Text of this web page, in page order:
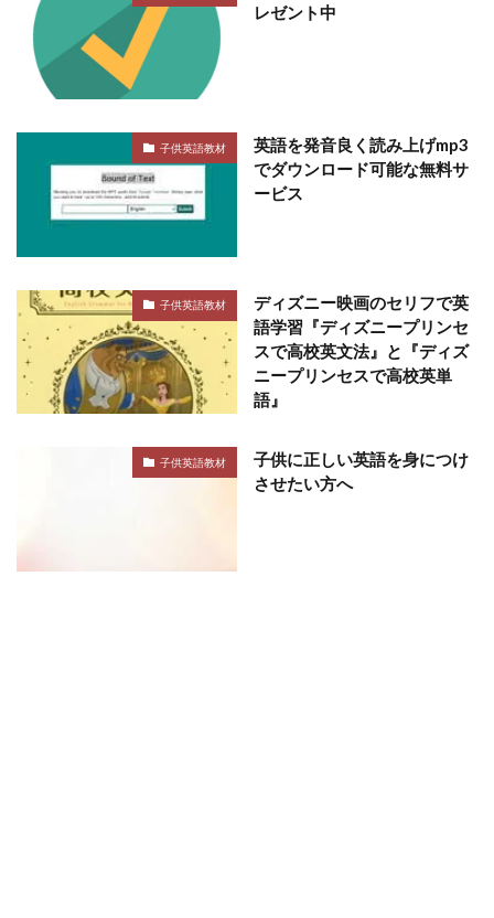
レゼント中
子供英語教材
英語を発音良く読み上げmp3
でダウンロード可能な無料サ
ービス
子供英語教材
ディズニー映画のセリフで英
語学習『ディズニープリンセ
スで高校英文法』と『ディズ
ニープリンセスで高校英単
語』
子供英語教材
子供に正しい英語を身につけ
させたい方へ